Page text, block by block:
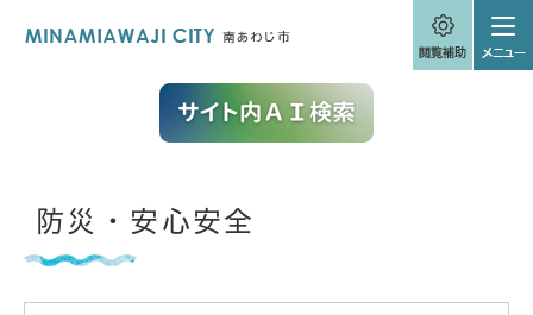
防災・安心安全